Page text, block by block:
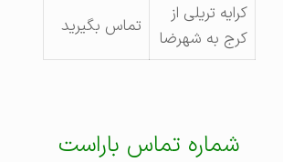
کرایه تریلی از
کرج به شهرضا
تماس بگیرید
شماره تماس باراست